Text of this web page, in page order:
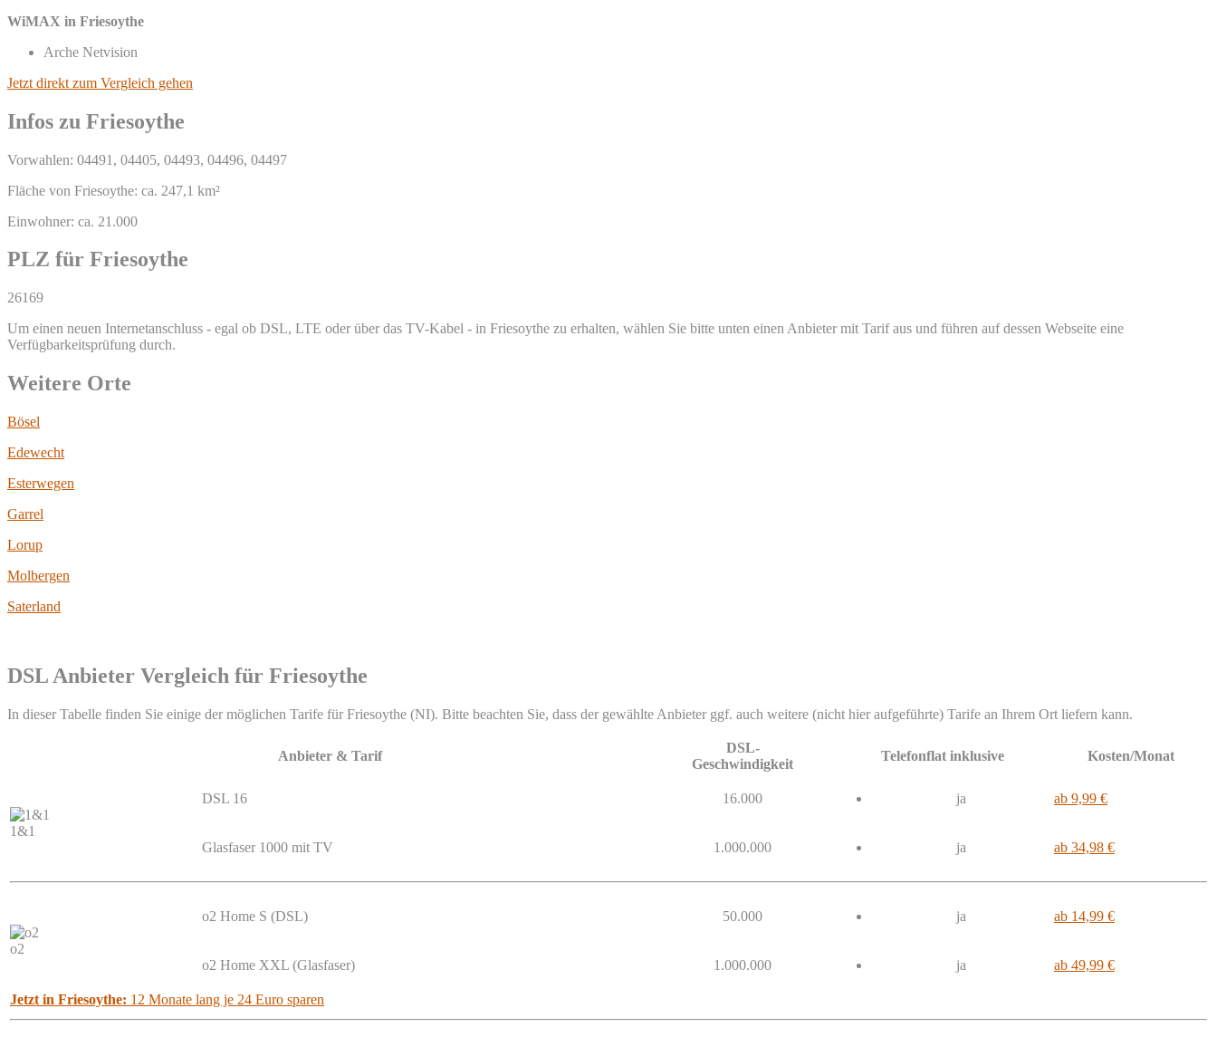
WiMAX in Friesoythe
Arche Netvision
Jetzt direkt zum Vergleich gehen
Infos zu Friesoythe
Vorwahlen: 04491, 04405, 04493, 04496, 04497
Fläche von Friesoythe: ca. 247,1 km²
Einwohner: ca. 21.000
PLZ für Friesoythe
26169
Um einen neuen Internetanschluss - egal ob DSL, LTE oder über das TV-Kabel - in Friesoythe zu erhalten, wählen Sie bitte unten einen Anbieter mit Tarif aus und führen auf dessen Webseite eine
Verfügbarkeitsprüfung durch.
Weitere Orte
Bösel
Edewecht
Esterwegen
Garrel
Lorup
Molbergen
Saterland
DSL Anbieter Vergleich für Friesoythe
In dieser Tabelle finden Sie einige der möglichen Tarife für Friesoythe (NI). Bitte beachten Sie, dass der gewählte Anbieter ggf. auch weitere (nicht hier aufgeführte) Tarife an Ihrem Ort liefern kann.
Anbieter & Tarif
DSL-
Geschwindigkeit
Telefonflat inklusive Kosten/Monat
1&1
DSL 16 16.000 ja ab 9,99 €
Glasfaser 1000 mit TV 1.000.000 ja ab 34,98 €
o2
o2 Home S (DSL) 50.000 ja ab 14,99 €
o2 Home XXL (Glasfaser) 1.000.000 ja ab 49,99 €
Jetzt in Friesoythe: 12 Monate lang je 24 Euro sparen